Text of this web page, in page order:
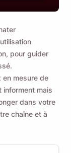
pour guider
en mesure de
informent mais
dans votre
chaîne et à